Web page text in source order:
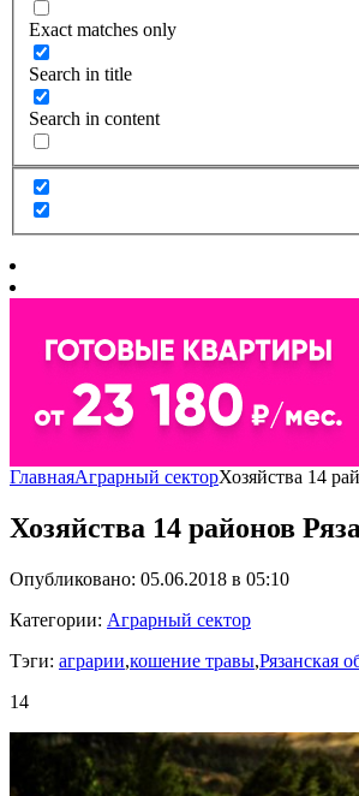
Exact matches only
Search in title
Search in content
ГлавнаяАграрный секторХозяйства 14
Хозяйства 14 районов
Опубликовано: 05.06.2018 в 05:10
Категории: Аграрный сектор
Тэги: аграрии,кошение травы,Рязанская
14